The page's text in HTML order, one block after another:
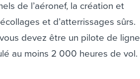
de l’aéronef, la création et
et d’atterrissages sûrs.
devez être un pilote de ligne
au moins 2 000 heures de vol.